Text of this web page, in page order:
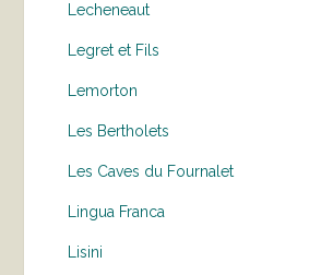
Lecheneaut
Legret et Fils
Lemorton
Les Bertholets
Les Caves du Fournalet
Lingua Franca
Lisini